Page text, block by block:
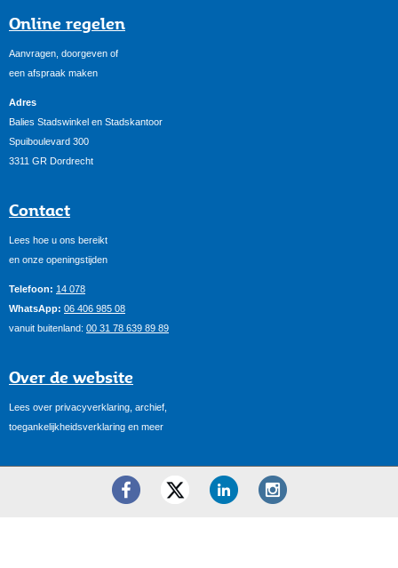
Online regelen
Aanvragen, doorgeven of
een afspraak maken
Adres
Balies Stadswinkel en Stadskantoor
Spuiboulevard 300
3311 GR Dordrecht
Contact
Lees hoe u ons bereikt
en onze openingstijden
Telefoon: 14 078
WhatsApp: 06 406 985 08
vanuit buitenland: 00 31 78 639 89 89
Over de website
Lees over privacyverklaring, archief,
toegankelijkheidsverklaring en meer